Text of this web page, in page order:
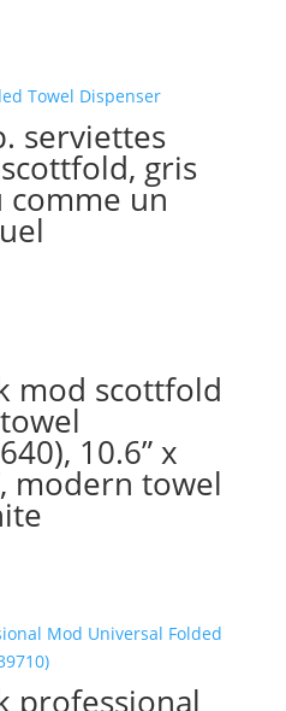
serviettes
gris
comme un
mod scottfold
10.6” x
modern towel
professional